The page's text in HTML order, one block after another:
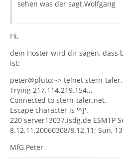
sehen was der sagt.Wolfgang
Hi,
dein Hoster wird dir sagen, dass
ist:
peter@pluto:~> telnet stern-
Trying 217.114.219.154...
Connected to stern-taler.net.
Escape character is '^]'.
220 server13037.isdg.de ESMTP
8.12.11.20060308/8.12.11; Sun,
MfG Peter